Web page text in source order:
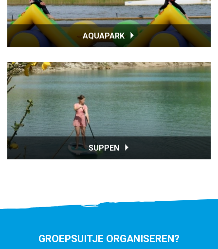
AQUAPARK
SUPPEN
GROEPSUITJE ORGANISEREN?